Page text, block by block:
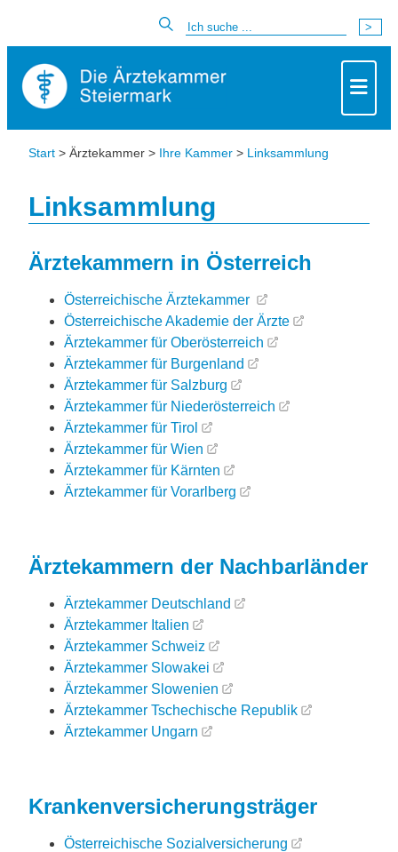
Start > Ärztekammer > Ihre Kammer > Linksammlung
Linksammlung
Ärztekammern in Österreich
Österreichische Ärztekammer
Österreichische Akademie der Ärzte
Ärztekammer für Oberösterreich
Ärztekammer für Burgenland
Ärztekammer für Salzburg
Ärztekammer für Niederösterreich
Ärztekammer für Tirol
Ärztekammer für Wien
Ärztekammer für Kärnten
Ärztekammer für Vorarlberg
Ärztekammern der Nachbarländer
Ärztekammer Deutschland
Ärztekammer Italien
Ärztekammer Schweiz
Ärztekammer Slowakei
Ärztekammer Slowenien
Ärztekammer Tschechische Republik
Ärztekammer Ungarn
Krankenversicherungsträger
Österreichische Sozialversicherung